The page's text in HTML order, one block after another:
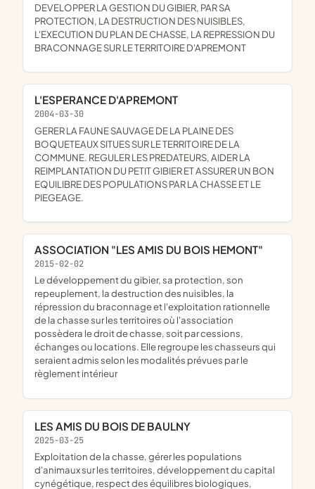
DEVELOPPER LA GESTION DU GIBIER, PAR SA
PROTECTION, LA DESTRUCTION DES NUISIBLES,
L'EXECUTION DU PLAN DE CHASSE, LA REPRESSION DU
BRACONNAGE SUR LE TERRITOIRE D'APREMONT
L'ESPERANCE D'APREMONT
2004-03-30
GERER LA FAUNE SAUVAGE DE LA PLAINE DES
BOQUETEAUX SITUES SUR LE TERRITOIRE DE LA
COMMUNE. REGULER LES PREDATEURS, AIDER LA
REIMPLANTATION DU PETIT GIBIER ET ASSURER UN BON
EQUILIBRE DES POPULATIONS PAR LA CHASSE ET LE
PIEGEAGE.
ASSOCIATION "LES AMIS DU BOIS HEMONT"
2015-02-02
le développement du gibier, sa protection, son
repeuplement, la destruction des nuisibles, la
répression du braconnage et l'exploitation rationnelle
de la chasse sur les territoires où l'association
possèdera le droit de chasse, soit par cessions,
échanges ou locations. Elle regroupe les chasseurs qui
seraient admis selon les modalités prévues par le
règlement intérieur
LES AMIS DU BOIS DE BAULNY
2025-03-25
exploitation de la chasse, gérer les populations
d'animaux sur les territoires, développement du capital
cynégétique, respect des équilibres biologiques,